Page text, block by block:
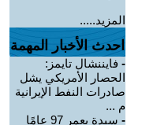
المزيد.....
احدث الأخبار المهمة
- فايننشال تايمز:
الحصار الأمريكي يشل
صادرات النفط الإيرانية
م ...
-
سيدة بعمر 97 عامًا